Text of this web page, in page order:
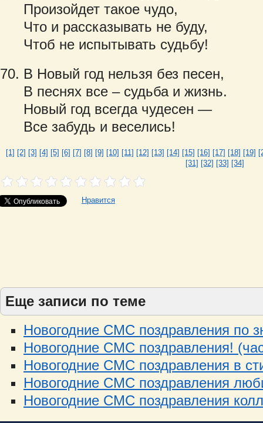
Произойдет такое чудо,
Что и рассказывать не буду,
Чтоб не испытывать судьбу!
В Новый год нельзя без песен,
В песнях все – судьба и жизнь.
Новый год всегда чудесен —
Все забудь и веселись!
[1] [2] [3] [4] [5] [6] [7] [8] [9] [10] [11] [12] [13] [14] [15] [16] [17] [18] [19]
[31] [32] [33] [34]
Нравится
Еще записи по теме
Новогодние СМС поздравления по
Новогодние СМС поздравления!
Новогодние СМС поздравления в
Новогодние СМС поздравления
Новогодние СМС поздравления